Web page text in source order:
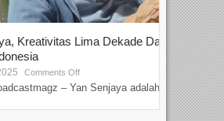
Kreativitas Lima Dekade Dalam
Comments Off
– Yan Senjaya adalah...